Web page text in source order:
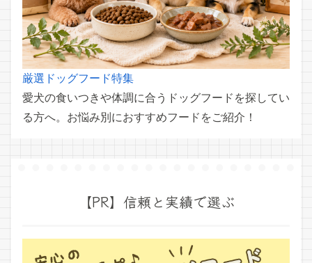
厳選ドッグフード特集
愛犬の食いつきや体調に合うドッグフードを探してい
る方へ。お悩み別におすすめフードをご紹介！
【PR】信頼と実績で選ぶ